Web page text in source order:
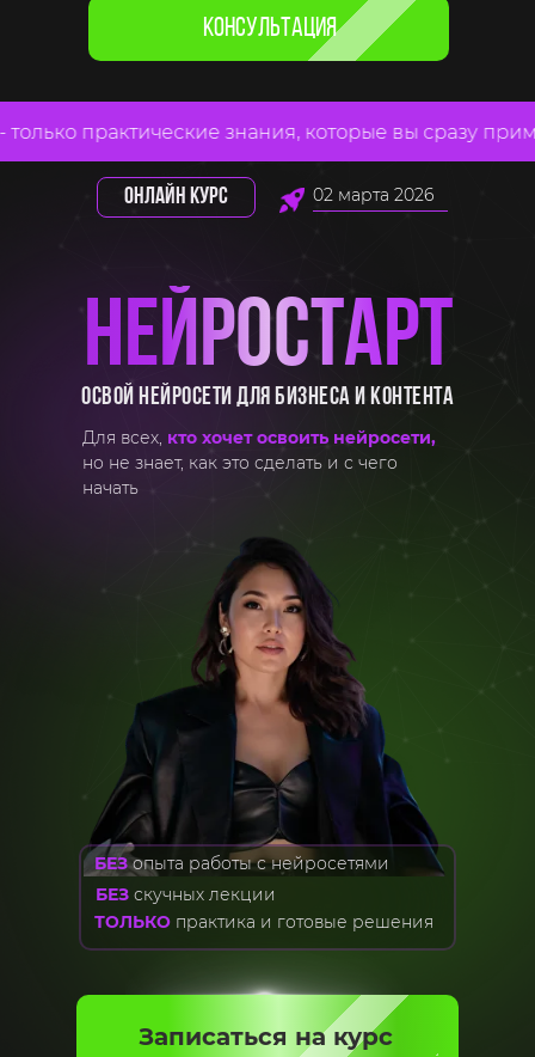
КОНСУЛЬТАЦИЯ
практические знания, которые вы сразу
Записаться на курс
02 марта 2026
Для всех, кто хочет освоить нейросети,
но не знает, как это сделать и с чего
начать
освой нейросети для бизнеса И КОНТЕНТА
НЕЙРОСТАРТ
ОНЛАЙН КУРС
ТОЛЬКО практика и готовые решения
БЕЗ скучных лекции
БЕЗ опыта работы с нейросетями